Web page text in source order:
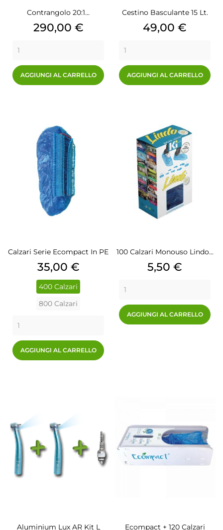
Contrangolo 20:1...
Prezzo
290,00 €
AGGIUNGI AL CARRELLO
Cestino Basculante 15 Lt.
Prezzo
49,00 €
AGGIUNGI AL CARRELLO
Calzari Serie Ecompact In PE
Prezzo
35,00 €
400 Calzari
800 Calzari
AGGIUNGI AL CARRELLO
100 Calzari Monouso Lindo...
Prezzo
5,50 €
AGGIUNGI AL CARRELLO
Aluminium Lux AR Kit L
Ecompact + 120 Calzari